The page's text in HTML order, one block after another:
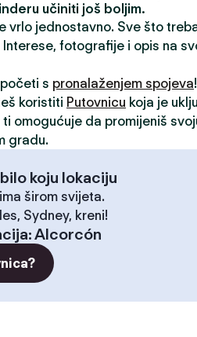
učiniti još boljim.
vrlo jednostavno. Sve što
fotografije i opis na
s pronalaženjem spojeva!
koristiti Putovnicu koja je
ti omogućuje da promijeniš
gradu.
koju lokaciju
širom svijeta.
Sydney, kreni!
:Alcorcón